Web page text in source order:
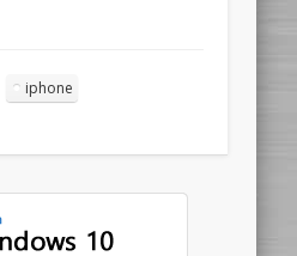
iphone